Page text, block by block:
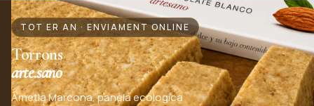
TOT ER AN · ENVIAMENT ONLINE
Torrons
arte.sano
Ametla Marcona, panèla ecologica